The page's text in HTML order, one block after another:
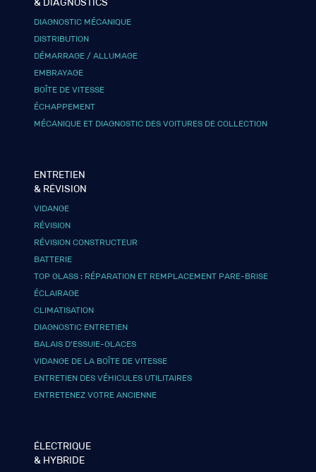
DIAGNOSTIC MÉCANIQUE
DISTRIBUTION
DÉMARRAGE / ALLUMAGE
EMBRAYAGE
BOÎTE DE VITESSE
ÉCHAPPEMENT
MÉCANIQUE ET DIAGNOSTIC DES VOITURES DE COLLECTION
ENTRETIEN
& RÉVISION
VIDANGE
RÉVISION
RÉVISION CONSTRUCTEUR
BATTERIE
TOP GLASS : RÉPARATION ET REMPLACEMENT PARE-BRISE
ÉCLAIRAGE
CLIMATISATION
DIAGNOSTIC ENTRETIEN
BALAIS D’ESSUIE-GLACES
VIDANGE DE LA BOÎTE DE VITESSE
ENTRETIEN DES VÉHICULES UTILITAIRES
ENTRETENEZ VOTRE ANCIENNE
ÉLECTRIQUE
& HYBRIDE